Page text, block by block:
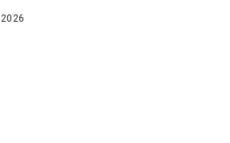
2026